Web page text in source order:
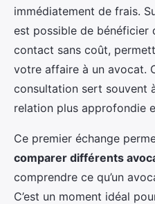
immédiatement de frais.
est possible de bénéficier
contact sans coût,
votre affaire à un avocat.
consultation sert souvent
relation plus approfondie
Ce premier échange
comparer différents
comprendre ce qu’un
C’est un moment idéal